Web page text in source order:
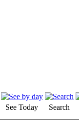
See Today Search